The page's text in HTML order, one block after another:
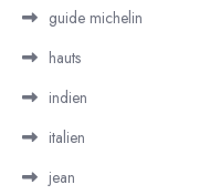
guide michelin
hauts
indien
italien
jean